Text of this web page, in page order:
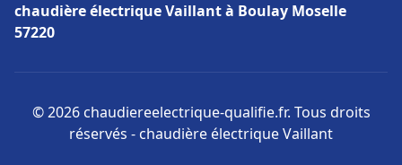
chaudière électrique Vaillant à Boulay Moselle
57220
© 2026 chaudiereelectrique-qualifie.fr. Tous droits
réservés - chaudière électrique Vaillant